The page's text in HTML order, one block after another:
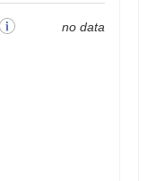
no data